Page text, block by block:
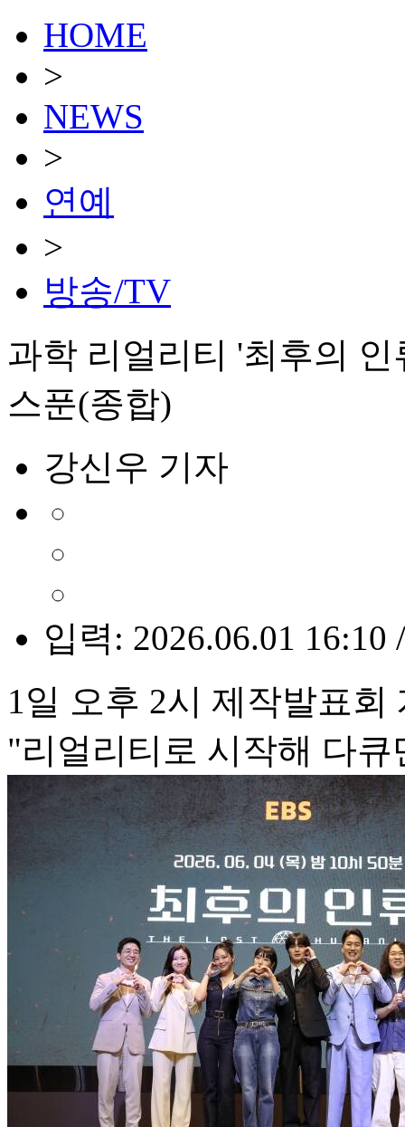
HOME
>
NEWS
>
연예
>
방송/TV
과학 리얼리티 '최후의
스푼(종합)
강신우 기자
입력: 2026.06.01 16:10
1일 오후 2시 제작발표회
"리얼리티로 시작해 다